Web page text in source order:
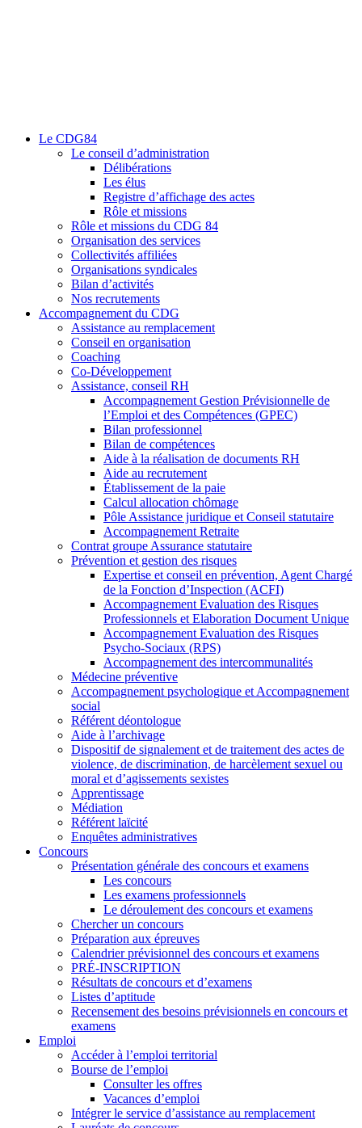
Le CDG84
Le conseil d’administration
Délibérations
Les élus
Registre d’affichage des actes
Rôle et missions
Rôle et missions du CDG 84
Organisation des services
Collectivités affiliées
Organisations syndicales
Bilan d’activités
Nos recrutements
Accompagnement du CDG
Assistance au remplacement
Conseil en organisation
Coaching
Co-Développement
Assistance, conseil RH
Accompagnement Gestion Prévisionnelle de
l’Emploi et des Compétences (GPEC)
Bilan professionnel
Bilan de compétences
Aide à la réalisation de documents RH
Aide au recrutement
Établissement de la paie
Calcul allocation chômage
Pôle Assistance juridique et Conseil statutaire
Accompagnement Retraite
Contrat groupe Assurance statutaire
Prévention et gestion des risques
Expertise et conseil en prévention, Agent Chargé
de la Fonction d’Inspection (ACFI)
Accompagnement Evaluation des Risques
Professionnels et Elaboration Document Unique
Accompagnement Evaluation des Risques
Psycho-Sociaux (RPS)
Accompagnement des intercommunalités
Médecine préventive
Accompagnement psychologique et Accompagnement
social
Référent déontologue
Aide à l’archivage
Dispositif de signalement et de traitement des actes de
violence, de discrimination, de harcèlement sexuel ou
moral et d’agissements sexistes
Apprentissage
Médiation
Référent laïcité
Enquêtes administratives
Concours
Présentation générale des concours et examens
Les concours
Les examens professionnels
Le déroulement des concours et examens
Chercher un concours
Préparation aux épreuves
Calendrier prévisionnel des concours et examens
PRÉ-INSCRIPTION
Résultats de concours et d’examens
Listes d’aptitude
Recensement des besoins prévisionnels en concours et
examens
Emploi
Accéder à l’emploi territorial
Bourse de l’emploi
Consulter les offres
Vacances d’emploi
Intégrer le service d’assistance au remplacement